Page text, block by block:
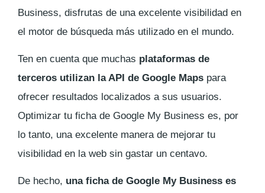
Business, disfrutas de una excelente visibilidad en
el motor de búsqueda más utilizado en el mundo.
Ten en cuenta que muchas plataformas de
terceros utilizan la API de Google Maps para
ofrecer resultados localizados a sus usuarios.
Optimizar tu ficha de Google My Business es, por
lo tanto, una excelente manera de mejorar tu
visibilidad en la web sin gastar un centavo.
De hecho, una ficha de Google My Business es